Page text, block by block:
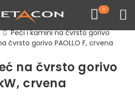
0
Peći i kamini na čvrsto gorivo
na čvrsto gorivo
crvena